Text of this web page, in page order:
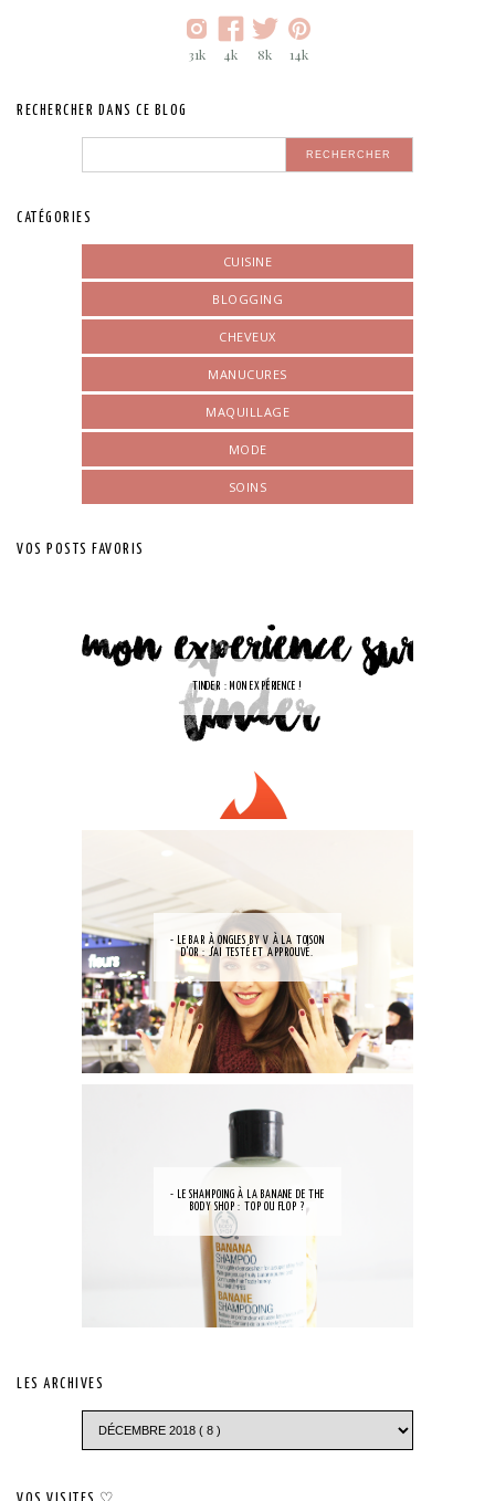
31k 4k 8k 14k
RECHERCHER DANS CE BLOG
CATÉGORIES
CUISINE
BLOGGING
CHEVEUX
MANUCURES
MAQUILLAGE
MODE
SOINS
VOS POSTS FAVORIS
TINDER : MON EXPÉRIENCE !
- LE BAR À ONGLES BY V À LA TOISON
D'OR : J'AI TESTÉ ET APPROUVÉ.
- LE SHAMPOING À LA BANANE DE THE
BODY SHOP : TOP OU FLOP ?
LES ARCHIVES